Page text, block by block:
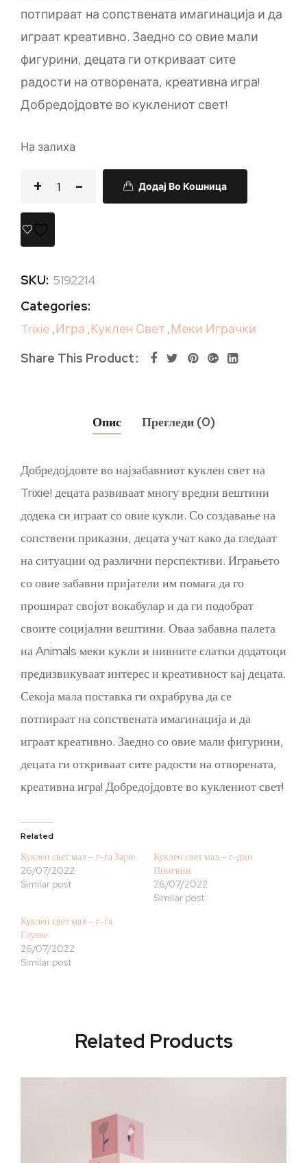
потпираат на сопствената имагинација и да
играат креативно. Заедно со овие мали
фигурини, децата ги откриваат сите
радости на отворената, креативна игра!
Добредојдовте во куклениот свет!
На залиха
Додај Во Кошница
SKU: 5192214
Categories:
Trixie ,Игра ,Куклен Свет ,Меки Играчки
Share This Product
Опис Прегледи (0)
Добредојдовте во најзабавниот куклен свет на
Trixie! децата развиваат многу вредни вештини
додека си играат со овие кукли. Со создавање на
сопствени приказни, децата учат како да гледаат
на ситуации од различни перспективи. Играњето
со овие забавни пријатели им помага да го
прошират својот вокабулар и да ги подобрат
своите социјални вештини. Оваа забавна палета
на Animals меки кукли и нивните слатки додатоци
предизвикуваат интерес и креативност кај децата.
Секоја мала поставка ги охрабрува да се
потпираат на сопствената имагинација и да
играат креативно. Заедно со овие мали фигурини,
децата ги откриваат сите радости на отворената,
креативна игра! Добредојдовте во куклениот свет!
Related
Куклен свет мал – г-ѓа Зајче
26/07/2022
Similar post
Куклен свет мал – г-дин
Пингвин
26/07/2022
Similar post
Куклен свет мал – г-ѓа
Глувче
26/07/2022
Similar post
Related Products